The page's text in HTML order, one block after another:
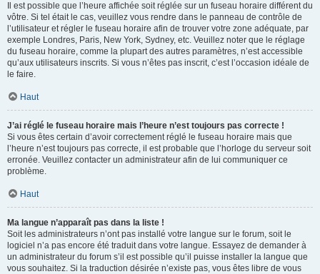
Il est possible que l’heure affichée soit réglée sur un fuseau horaire différent du
vôtre. Si tel était le cas, veuillez vous rendre dans le panneau de contrôle de
l’utilisateur et régler le fuseau horaire afin de trouver votre zone adéquate, par
exemple Londres, Paris, New York, Sydney, etc. Veuillez noter que le réglage
du fuseau horaire, comme la plupart des autres paramètres, n’est accessible
qu’aux utilisateurs inscrits. Si vous n’êtes pas inscrit, c’est l’occasion idéale de
le faire.
Haut
J’ai réglé le fuseau horaire mais l’heure n’est toujours pas correcte !
Si vous êtes certain d’avoir correctement réglé le fuseau horaire mais que
l’heure n’est toujours pas correcte, il est probable que l’horloge du serveur soit
erronée. Veuillez contacter un administrateur afin de lui communiquer ce
problème.
Haut
Ma langue n’apparaît pas dans la liste !
Soit les administrateurs n’ont pas installé votre langue sur le forum, soit le
logiciel n’a pas encore été traduit dans votre langue. Essayez de demander à
un administrateur du forum s’il est possible qu’il puisse installer la langue que
vous souhaitez. Si la traduction désirée n’existe pas, vous êtes libre de vous